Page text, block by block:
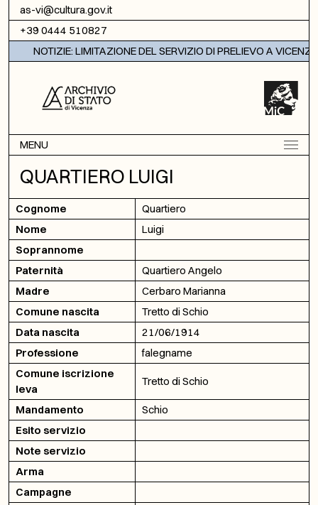
Vai al contenuto
as-vi@cultura.gov.it
+39 0444 510827
NOTIZIE: LIMITAZIONE DEL SERVIZIO DI PRELIEVO A VICENZA
MENU
QUARTIERO LUIGI
Cognome
Quartiero
Nome
Luigi
Soprannome
Paternità
Quartiero Angelo
Madre
Cerbaro Marianna
Comune nascita
Tretto di Schio
Data nascita
21/06/1914
Professione
falegname
Comune iscrizione
leva
Tretto di Schio
Mandamento
Schio
Esito servizio
Note servizio
Arma
Campagne